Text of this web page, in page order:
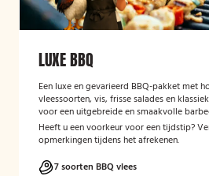
LUXE BBQ
Een luxe en gevarieerd BBQ-pakket met
vleessoorten, vis, frisse salades en
voor een uitgebreide en smaakvolle
Heeft u een voorkeur voor een tijdstip?
opmerkingen tijdens het afrekenen.
7 soorten BBQ vlees